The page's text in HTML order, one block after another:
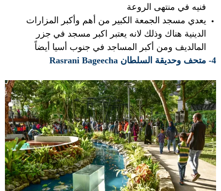
فنيه في منتهى الروعة
يعدي مسجد الجمعة الكبير من أهم وأكبر المزارات
الدينية هناك وذلك لانه يعتبر اكبر مسجد في جزر
المالديف ومن أكبر المساجد في جنوب أسيا أيضاً
4- متحف وحديقة السلطان Rasrani Bageecha